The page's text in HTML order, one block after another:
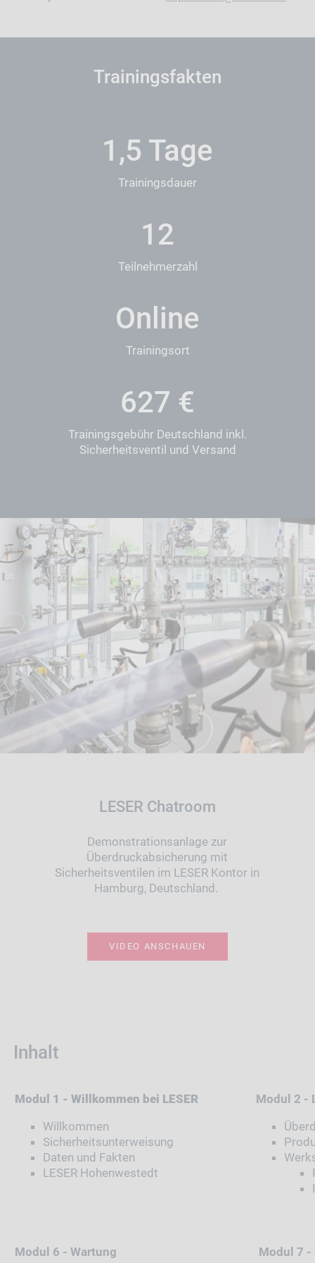
Trainingsfakten
1,5 Tage
Trainingsdauer
12
Teilnehmerzahl
Online
Trainingsort
626 €
Trainingsgebühr Deutschland inkl.
Sicherheitsventil und Versand
LESER Chatroom
Demonstrationsanlage zur
Überdruckabsicherung mit
Sicherheitsventilen im LESER Kontor in
Hamburg, Deutschland.
VIDEO ANSCHAUEN
Inhalt
Modul 1 - Willkommen bei LESER
Willkommen
Sicherheitsunterweisung
Daten und Fakten
LESER Hohenwestedt
Modul 2 -
Modul 6 - Wartung
Modul 7 -